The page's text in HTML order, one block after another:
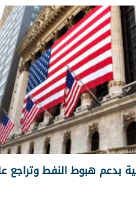
بدعم هبوط النفط وتراجع